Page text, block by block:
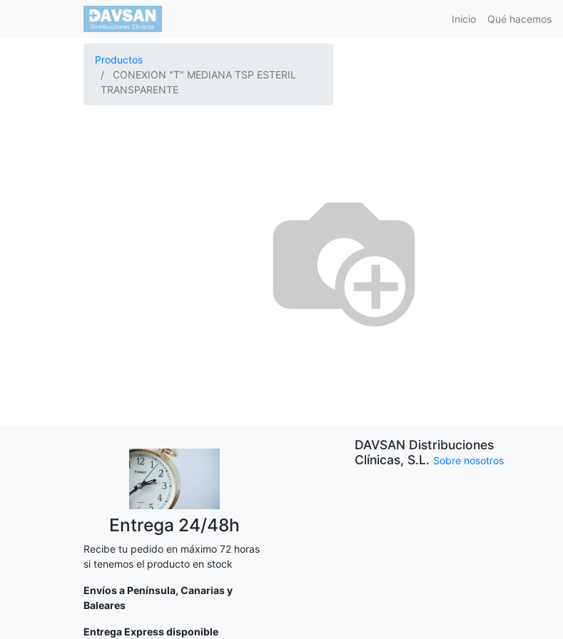
Inicio Qué hacemos
Productos
CONEXION "T" MEDIANA TSP ESTERIL
TRANSPARENTE
Entrega 24/48h
Recibe tu pedido en máximo 72 horas
si tenemos el producto en stock
Envíos a Península, Canarias y
Baleares
Entrega Express disponible
DAVSAN Distribuciones
Clínicas, S.L. Sobre nosotros